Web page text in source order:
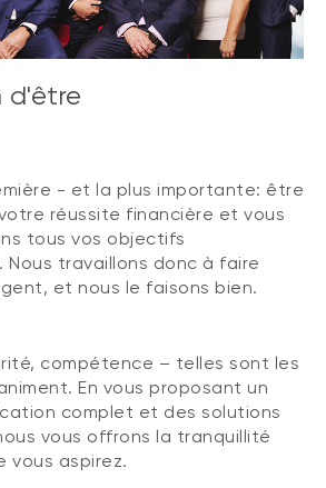
d'être
- et la plus importante: être
réussite financière et vous
tous vos objectifs
Nous travaillons donc à faire
et nous le faisons bien.
compétence – telles sont les
En vous proposant un
complet et des solutions
vous offrons la tranquillité
vous aspirez.